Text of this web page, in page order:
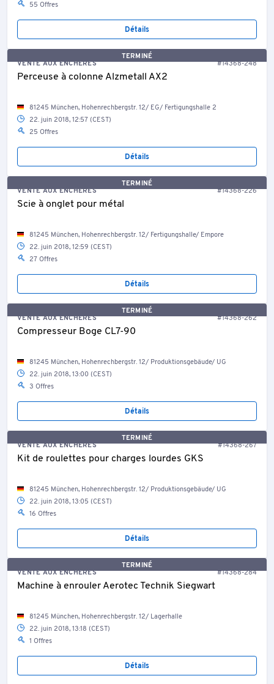
55 Offres
Détails
TERMINÉ
VENTE AUX ENCHÈRES
#14368-248
Perceuse à colonne Alzmetall AX2
81245 München, Hohenrechbergstr. 12/ EG/ Fertigungshalle 2
22. juin 2018, 12:57 (CEST)
25 Offres
Détails
TERMINÉ
VENTE AUX ENCHÈRES
#14368-226
Scie à onglet pour métal
81245 München, Hohenrechbergstr. 12/ Fertigungshalle/ Empore
22. juin 2018, 12:59 (CEST)
27 Offres
Détails
TERMINÉ
VENTE AUX ENCHÈRES
#14368-262
Compresseur Boge CL7-90
81245 München, Hohenrechbergstr. 12/ Produktionsgebäude/ UG
22. juin 2018, 13:00 (CEST)
3 Offres
Détails
TERMINÉ
VENTE AUX ENCHÈRES
#14368-267
Kit de roulettes pour charges lourdes GKS
81245 München, Hohenrechbergstr. 12/ Produktionsgebäude/ UG
22. juin 2018, 13:05 (CEST)
16 Offres
Détails
TERMINÉ
VENTE AUX ENCHÈRES
#14368-284
Machine à enrouler Aerotec Technik Siegwart
81245 München, Hohenrechbergstr. 12/ Lagerhalle
22. juin 2018, 13:18 (CEST)
1 Offres
Détails